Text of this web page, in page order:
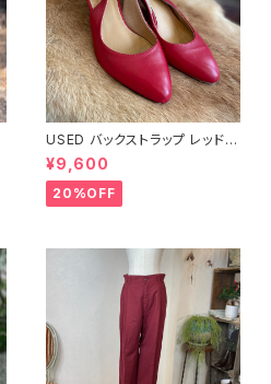
USED バックストラップ レッド
パンプス
¥9,600
20%OFF